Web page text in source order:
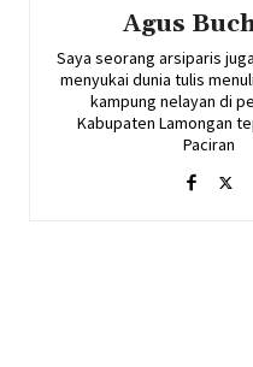
Agus
Saya seorang arsiparis
menyukai dunia tulis
kampung nelayan di
Kabupaten Lamongan
Paciran